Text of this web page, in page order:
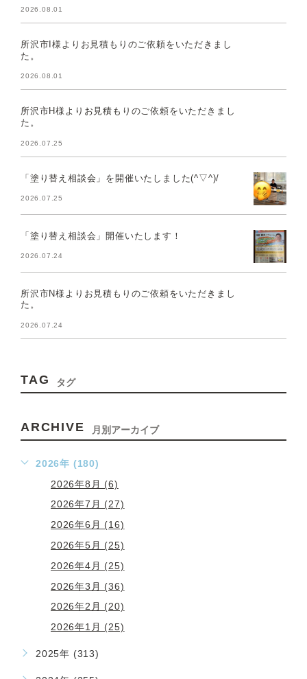
2026.08.01
所沢市I様よりお見積もりのご依頼をいただきまし
た。
2026.08.01
所沢市H様よりお見積もりのご依頼をいただきまし
た。
2026.07.25
「塗り替え相談会」を開催いたしました(^▽^)/
2026.07.25
「塗り替え相談会」開催いたします！
2026.07.24
所沢市N様よりお見積もりのご依頼をいただきまし
た。
2026.07.24
TAG タグ
ARCHIVE 月別アーカイブ
2026年 (180)
2026年8月 (6)
2026年7月 (27)
2026年6月 (16)
2026年5月 (25)
2026年4月 (25)
2026年3月 (36)
2026年2月 (20)
2026年1月 (25)
2025年 (313)